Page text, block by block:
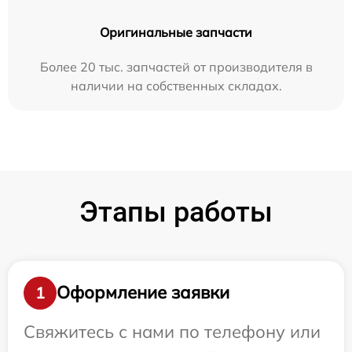
Оригинальные запчасти
Более 20 тыс. запчастей от производителя в
наличии на собственных складах.
Этапы работы
1
Оформление заявки
Свяжитесь с нами по телефону или